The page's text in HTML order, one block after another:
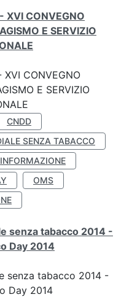
XVI CONVEGNO
E SERVIZIO
XVI CONVEGNO
E SERVIZIO
CNDD
SENZA TABACCO
INFORMAZIONE
OMS
senza tabacco 2014 -
Day 2014
senza tabacco 2014 -
Day 2014